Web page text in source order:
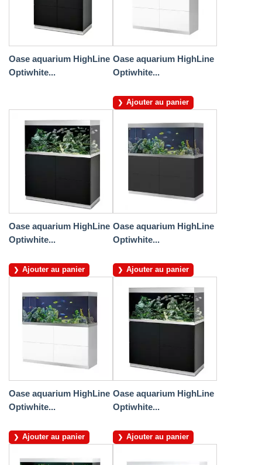
Oase aquarium HighLine
Optiwhite...
Oase aquarium HighLine
Optiwhite...
Ajouter au panier
Oase aquarium HighLine
Optiwhite...
Ajouter au panier
Oase aquarium HighLine
Optiwhite...
Ajouter au panier
Oase aquarium HighLine
Optiwhite...
Ajouter au panier
Oase aquarium HighLine
Optiwhite...
Ajouter au panier